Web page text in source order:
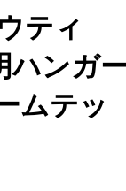
ティ
ハンガ
ムテッ